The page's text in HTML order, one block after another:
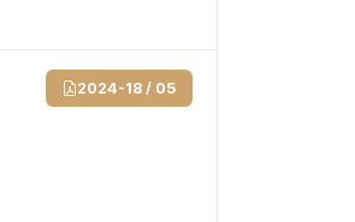
2024-18 / 05